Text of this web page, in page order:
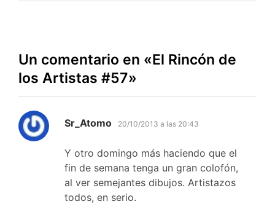
Un comentario en «El Rincón de
los Artistas #57»
Sr_Atomo dice:
20/10/2013 a las 20:43
Y otro domingo más haciendo que el
fin de semana tenga un gran colofón,
al ver semejantes dibujos. Artistazos
todos, en serio.